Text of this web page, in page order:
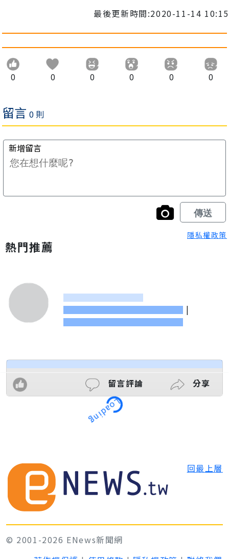
最後更新時間:2020-11-14 10:15
0 0 0 0 0 0
隱私權政策
熱門推薦
|
留言評論 分享
Loading
回最上層
© 2001-2026 ENews新聞網